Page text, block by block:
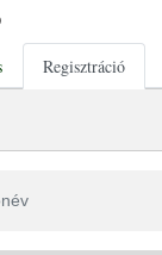
Regisztráció